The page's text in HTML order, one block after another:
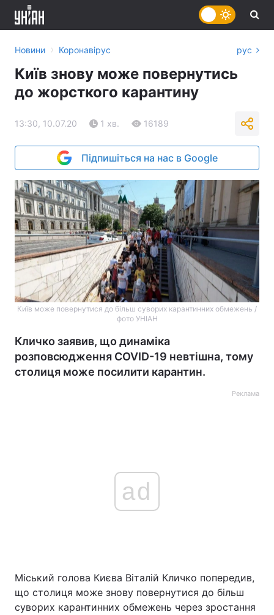
Головна Війна
Новини › Коронавірус рус
Київ знову може повернутись
до жорсткого карантину
13:30, 10.07.20 1 хв. 16189
Підпишіться на нас в Google
Київ може повернутися до більш суворих карантинних обмежень /
фото УНІАН
Кличко заявив, що динаміка
розповсюдження COVID-19 невтішна, тому
столиця може посилити карантин.
Реклама
ad
Міський голова Києва Віталій Кличко попередив,
що столиця може знову повернутися до більш
суворих карантинних обмежень через зростання